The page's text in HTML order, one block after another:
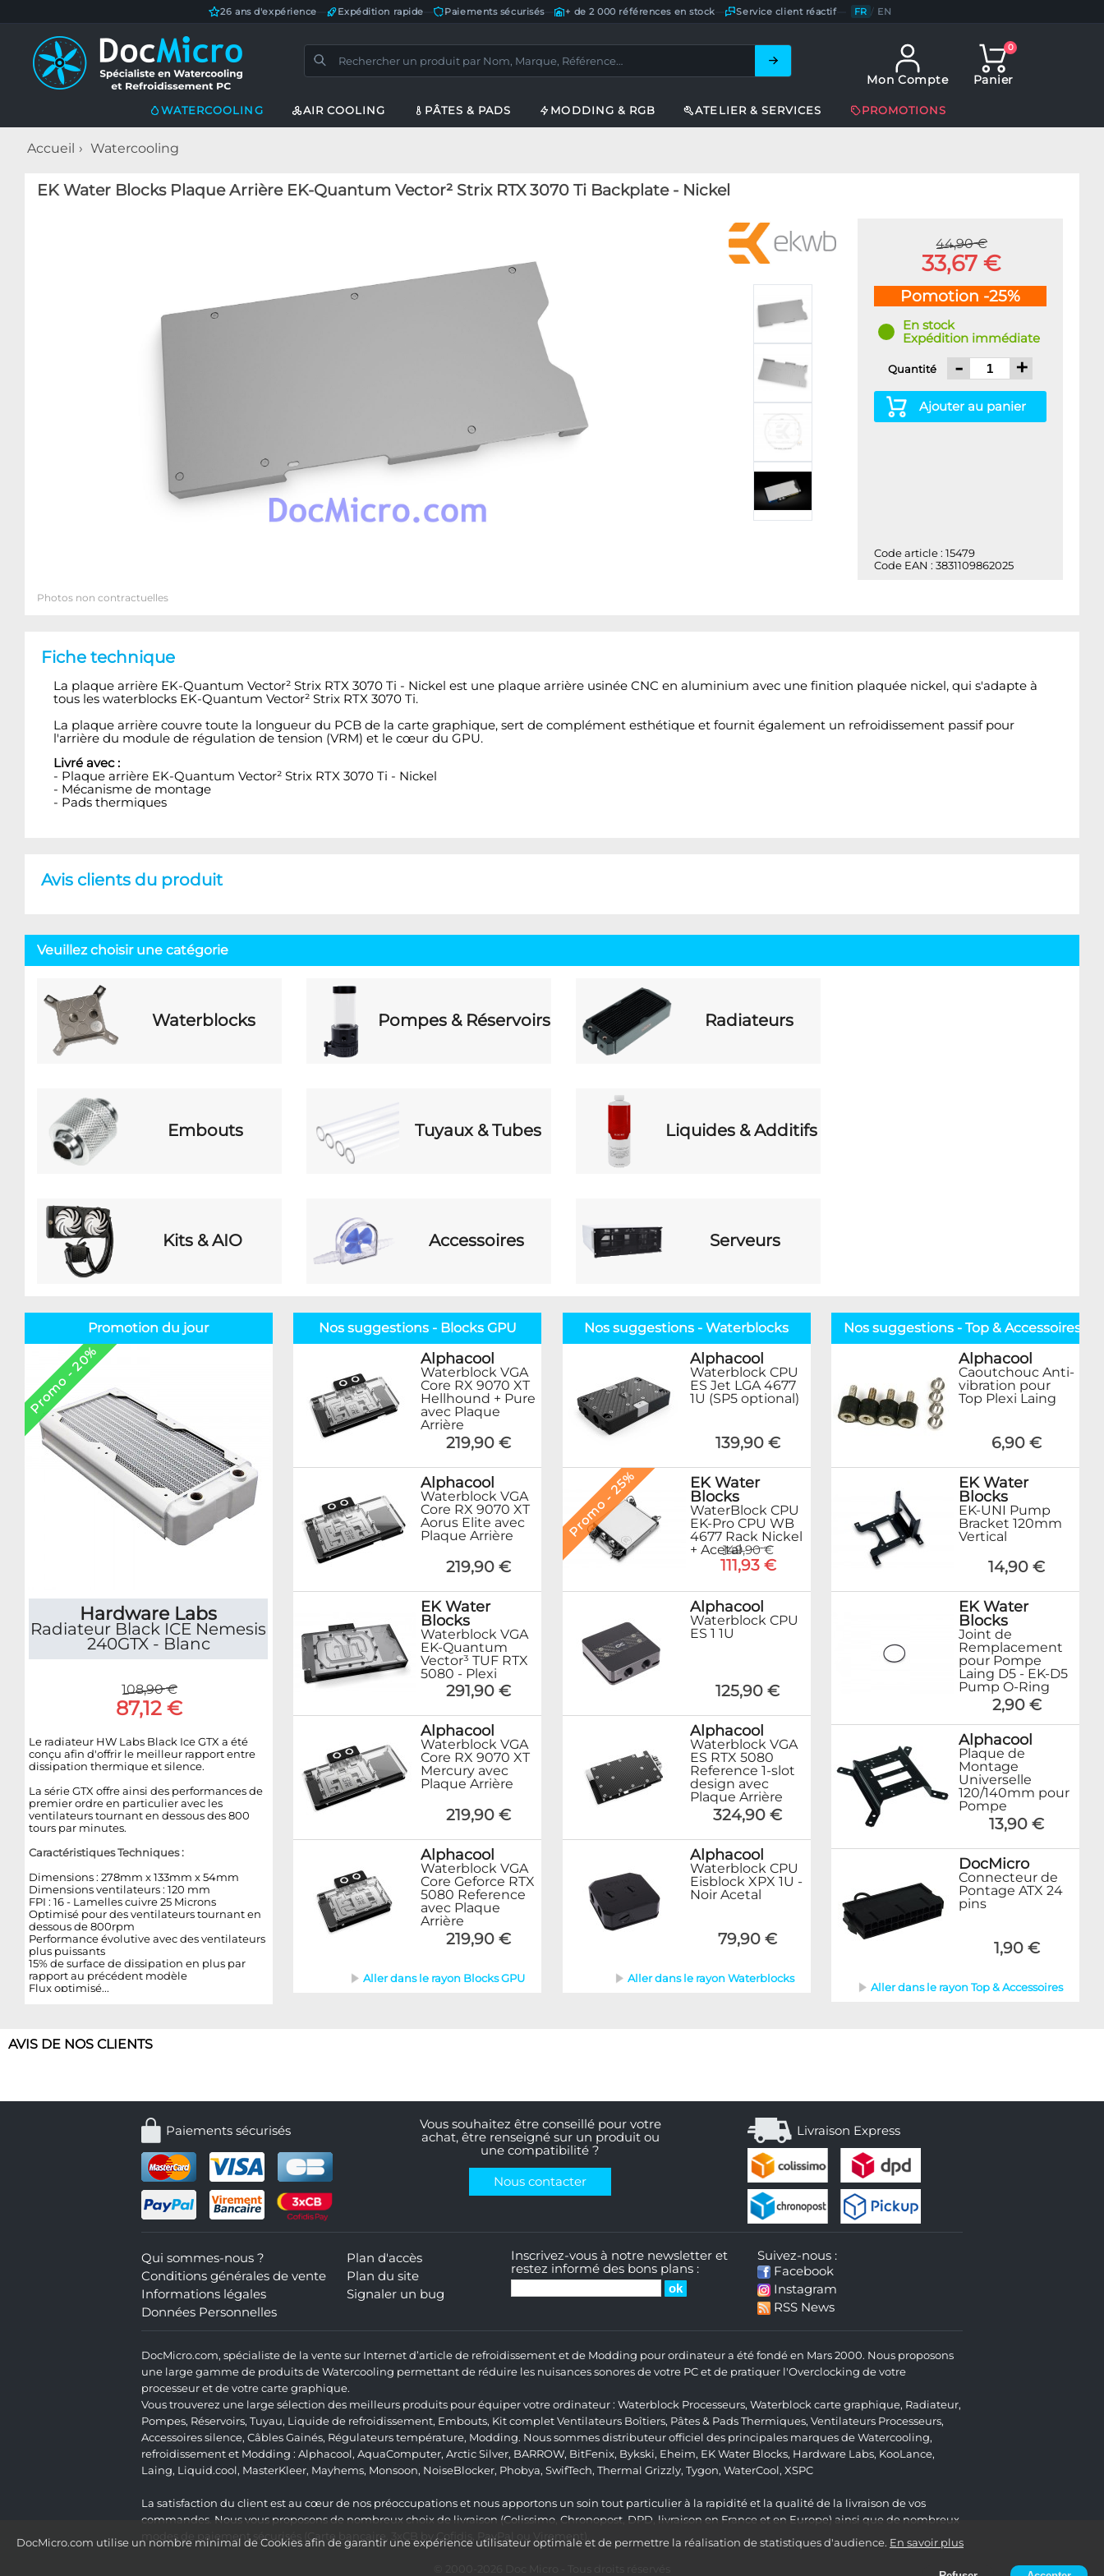
DocMicro.com utilise un nombre minimal de Cookies afin de garantir une expérience utilisateur optimale et de permettre la réalisation de statistiques d'audience. En savoir plus
26 ans d'expérience Expédition rapide Paiements sécurisés— + de 2 000 références en stock Service client réactif— FR / EN
Mon Compte
0
Panier
WATERCOOLING AIR COOLING PÂTES & PADS MODDING & RGB ATELIER & SERVICES PROMOTIONS
Accueil Watercooling
EK Water Blocks Plaque Arrière EK-Quantum Vector² Strix RTX 3070 Ti Backplate - Nickel
44,90 €
33,67 €
Pomotion -25%
En stock
Expédition immédiate
Quantité - +
Ajouter au panier
Code article : 15479
Code EAN : 3831109862025
Photos non contractuelles
Fiche technique
La plaque arrière EK-Quantum Vector² Strix RTX 3070 Ti - Nickel est une plaque arrière usinée CNC en aluminium avec une finition plaquée nickel, qui s'adapte à
tous les waterblocks EK-Quantum Vector² Strix RTX 3070 Ti.
La plaque arrière couvre toute la longueur du PCB de la carte graphique, sert de complément esthétique et fournit également un refroidissement passif pour
l'arrière du module de régulation de tension (VRM) et le cœur du GPU.
Livré avec :
- Plaque arrière EK-Quantum Vector² Strix RTX 3070 Ti - Nickel
- Mécanisme de montage
- Pads thermiques
Avis clients du produit
Veuillez choisir une catégorie
Waterblocks Pompes & Réservoirs Radiateurs
Embouts Tuyaux & Tubes Liquides & Additifs
Kits & AIO Accessoires Serveurs
Promotion du jour
Promo - 20%
Hardware Labs
Radiateur Black ICE Nemesis
240GTX - Blanc
108,90 €
87,12 €
Le radiateur HW Labs Black Ice GTX a été
conçu afin d'offrir le meilleur rapport entre
dissipation thermique et silence.
La série GTX offre ainsi des performances de
premier ordre en particulier avec les
ventilateurs tournant en dessous des 800
tours par minutes.
Caractéristiques Techniques :
Dimensions : 278mm x 133mm x 54mm
Dimensions ventilateurs : 120 mm
FPI : 16 - Lamelles cuivre 25 Microns
Optimisé pour des ventilateurs tournant en
dessous de 800rpm
Performance évolutive avec des ventilateurs
plus puissants
15% de surface de dissipation en plus par
rapport au précédent modèle
Flux optimisé
Nos suggestions - Blocks GPU
Alphacool
Waterblock VGA
Core RX 9070 XT
Hellhound + Pure
avec Plaque
Arrière
219,90 €
Alphacool
Waterblock VGA
Core RX 9070 XT
Aorus Elite avec
Plaque Arrière
219,90 €
EK Water
Blocks
Waterblock VGA
EK-Quantum
Vector³ TUF RTX
5080 - Plexi
291,90 €
Alphacool
Waterblock VGA
Core RX 9070 XT
Mercury avec
Plaque Arrière
219,90 €
Alphacool
Waterblock VGA
Core Geforce RTX
5080 Reference
avec Plaque
Arrière
219,90 €
Aller dans le rayon Blocks GPU
Nos suggestions - Waterblocks
Alphacool
Waterblock CPU
ES Jet LGA 4677
1U (SP5 optional)
139,90 €
Promo - 25%
EK Water
Blocks
WaterBlock CPU
EK-Pro CPU WB
4677 Rack Nickel
+ Acetal149,90 €
111,93 €
Alphacool
Waterblock CPU
ES 1 1U
125,90 €
Alphacool
Waterblock VGA
ES RTX 5080
Reference 1-slot
design avec
Plaque Arrière
324,90 €
Alphacool
Waterblock CPU
Eisblock XPX 1U -
Noir Acetal
79,90 €
Aller dans le rayon Waterblocks
Nos suggestions - Top & Accessoires
Alphacool
Caoutchouc Anti-
vibration pour
Top Plexi Laing
6,90 €
EK Water
Blocks
EK-UNI Pump
Bracket 120mm
Vertical
14,90 €
EK Water
Blocks
Joint de
Remplacement
pour Pompe
Laing D5 - EK-D5
Pump O-Ring
2,90 €
Alphacool
Plaque de
Montage
Universelle
120/140mm pour
Pompe
13,90 €
DocMicro
Connecteur de
Pontage ATX 24
pins
1,90 €
Aller dans le rayon Top & Accessoires
AVIS DE NOS CLIENTS
Paiements sécurisés
Vous souhaitez être conseillé pour votre
achat, être renseigné sur un produit ou
une compatibilité ?
Nous contacter
Livraison Express
Qui sommes-nous ?
Conditions générales de vente
Informations légales
Données Personnelles
Plan d'accès
Plan du site
Signaler un bug
Inscrivez-vous à notre newsletter et
restez informé des bons plans :
Suivez-nous :
Facebook
Instagram
RSS News
DocMicro.com, spécialiste de la vente sur Internet d’article de refroidissement et de Modding pour ordinateur a été fondé en Mars 2000. Nous proposons
une large gamme de produits de Watercooling permettant de réduire les nuisances sonores de votre PC et de pratiquer l'Overclocking de votre
processeur et de votre carte graphique.
Vous trouverez une large sélection des meilleurs produits pour équiper votre ordinateur : Waterblock Processeurs, Waterblock carte graphique, Radiateur,
Pompes, Réservoirs, Tuyau, Liquide de refroidissement, Embouts, Kit complet Ventilateurs Boîtiers, Pâtes & Pads Thermiques, Ventilateurs Processeurs,
Accessoires silence, Câbles Gainés, Régulateurs température, Modding. Nous sommes distributeur officiel des principales marques de Watercooling,
refroidissement et Modding : Alphacool, AquaComputer, Arctic Silver, BARROW, BitFenix, Bykski, Eheim, EK Water Blocks, Hardware Labs, KooLance,
Laing, Liquid.cool, MasterKleer, Mayhems, Monsoon, NoiseBlocker, Phobya, SwifTech, Thermal Grizzly, Tygon, WaterCool, XSPC
La satisfaction du client est au cœur de nos préoccupations et nous apportons un soin tout particulier à la rapidité et la qualité de la livraison de vos
commandes. Nous vous proposons de nombreux choix de livraison (Colissimo, Chronopost, DPD, livraison en France et en Europe) ainsi que de nombreux
modes de paiement sécurisés (Carte bancaire, 3xCB by Cofidis, PayPal ou Virement).